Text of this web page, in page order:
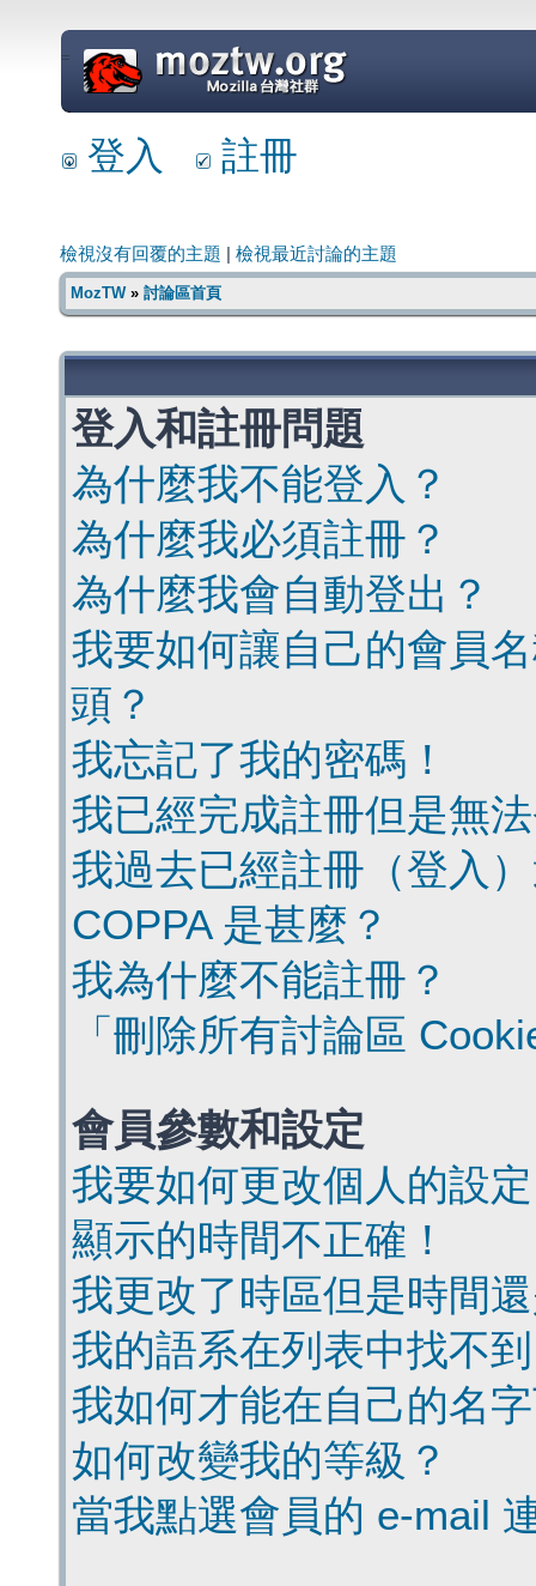
=
登入 註冊
檢視沒有回覆的主題 檢視最近討論的主題
MozTW» 討論區首頁
登入和註冊問題
為什麼我不能登入？
為什麼我必須註冊？
為什麼我會自動登出？
我要如何讓自己的會員
頭？
我忘記了我的密碼！
我已經完成註冊但是無
我過去已經註冊（登入
COPPA 是甚麼？
我為什麼不能註冊？
「刪除所有討論區
會員參數和設定
我要如何更改個人的設
顯示的時間不正確！
我更改了時區但是時間
我的語系在列表中找不
我如何才能在自己的名
如何改變我的等級？
當我點選會員的 e-mail